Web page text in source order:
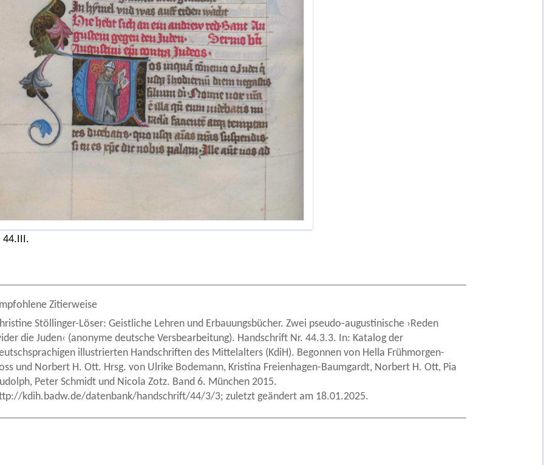
44.III.
Zitierweise
Stöllinger-Löser: Geistliche Lehren und Erbauungsbücher. Zwei pseudo-augustinische ›Reden
die Juden‹ (anonyme deutsche Versbearbeitung). Handschrift Nr. 44.3.3. In: Katalog der
illustrierten Handschriften des Mittelalters (KdiH). Begonnen von Hella Frühmorgen-
und Norbert H. Ott. Hrsg. von Ulrike Bodemann, Kristina Freienhagen-Baumgardt, Norbert H. Ott, Pia
Peter Schmidt und Nicola Zotz. Band 6. München 2015.
kdih.badw.de/datenbank/handschrift/44/3/3; zuletzt geändert am 18.01.2025.